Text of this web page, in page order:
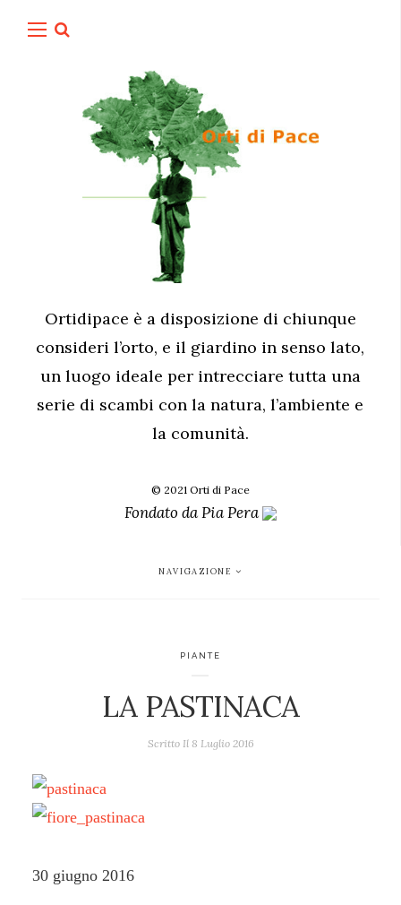
Ortidipace è a disposizione di chiunque
consideri l’orto, e il giardino in senso lato,
un luogo ideale per intrecciare tutta una
serie di scambi con la natura, l’ambiente e
la comunità.
© 2021 Orti di Pace
Fondato daPia Pera
NAVIGAZIONE
PIANTE
LA PASTINACA
Scritto Il 8 Luglio 2016
30 giugno 2016